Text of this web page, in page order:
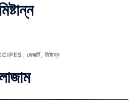
, ডেজার্ট, মিষ্টান্ন